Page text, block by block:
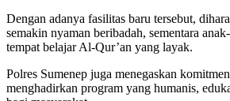
Dengan adanya fasilitas baru tersebut,
semakin nyaman beribadah, sementara
tempat belajar Al-Qur’an yang layak.
Polres Sumenep juga menegaskan
menghadirkan program yang humanis,